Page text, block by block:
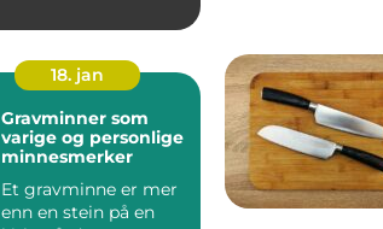
byg...
18. jan
Gravminner som
varige og personlige
minnesmerker
Et gravminne er mer
enn en stein på en